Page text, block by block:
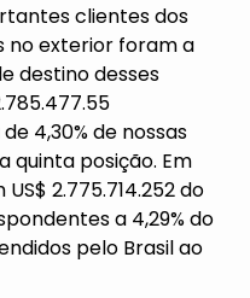
clientes dos
no exterior foram a
destino desses
4,30% de nossas
quinta posição. Em
2.775.714.252 do
a 4,29% do
pelo Brasil ao